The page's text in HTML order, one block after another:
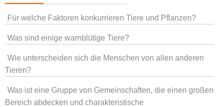
Für welche Faktoren konkurrieren Tiere und Pflanzen?
Was sind einige warnblütige Tiere?
Wie unterscheiden sich die Menschen von allen anderen
Tieren?
Was ist eine Gruppe von Gemeinschaften, die einen großen
Bereich abdecken und charakteristische